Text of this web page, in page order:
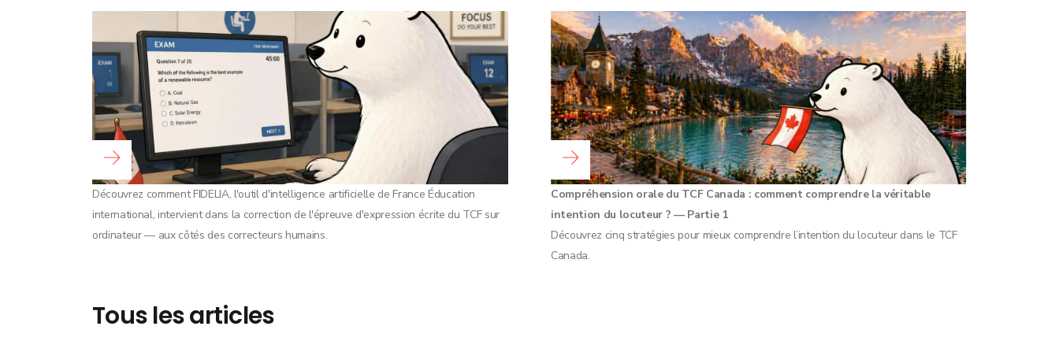
Découvrez comment FIDELIA, l'outil d'intelligence artificielle de France Éducation
international, intervient dans la correction de l'épreuve d'expression écrite du TCF sur
ordinateur — aux côtés des correcteurs humains.
Compréhension orale du TCF Canada : comment comprendre la véritable
intention du locuteur ? — Partie 1
Découvrez cinq stratégies pour mieux comprendre l’intention du locuteur dans le TCF
Canada.
Tous les articles